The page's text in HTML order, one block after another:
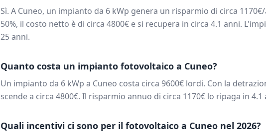
Sì. A Cuneo, un impianto da 6 kWp genera un risparmio di circa 1170
50%, il costo netto è di circa 4800€ e si recupera in circa 4.1 anni.
25 anni.
Quanto costa un impianto fotovoltaico a Cuneo?
Un impianto da 6 kWp a Cuneo costa circa 9600€ lordi. Con la
scende a circa 4800€. Il risparmio annuo di circa 1170€ lo ripaga in 4.1
Quali incentivi ci sono per il fotovoltaico a Cuneo nel 2026?